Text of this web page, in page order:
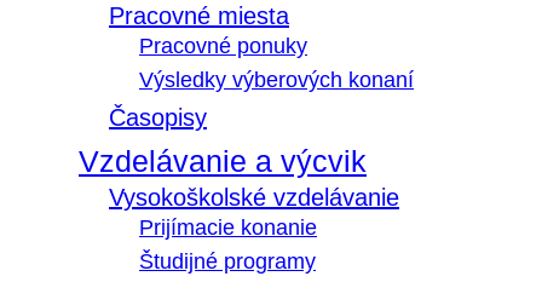
Pracovné miesta
Pracovné ponuky
Výsledky výberových konaní
Časopisy
Vzdelávanie a výcvik
Vysokoškolské vzdelávanie
Prijímacie konanie
Študijné programy